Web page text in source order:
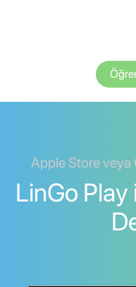
Apple Store
LinGo Play